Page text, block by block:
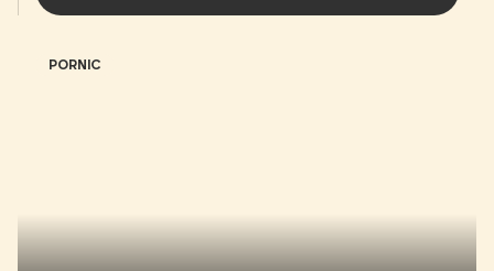
PORNIC